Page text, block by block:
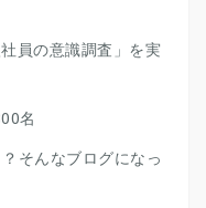
員の意識調査」を実
名
そんなブログになっ